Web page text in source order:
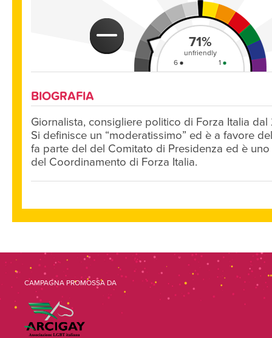
71%
unfriendly
6
1
CONDIVIDI SU FACEBOOK
BIOGRAFIA
Giornalista, consigliere politico di Forza Italia dal
Si definisce un “moderatissimo” ed è a favore
fa parte del del Comitato di Presidenza ed è uno
del Coordinamento di Forza Italia.
CAMPAGNA PROMOSSA DA